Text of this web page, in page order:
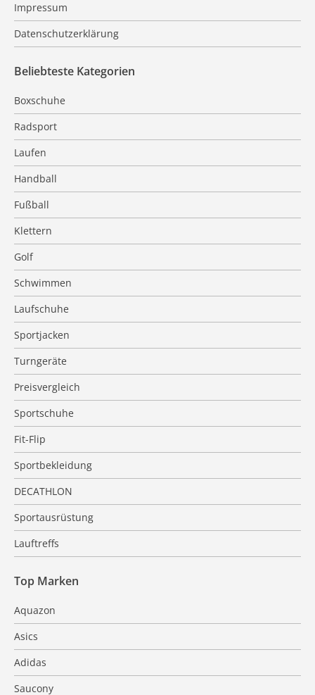
Impressum
Datenschutzerklärung
Beliebteste Kategorien
Boxschuhe
Radsport
Laufen
Handball
Fußball
Klettern
Golf
Schwimmen
Laufschuhe
Sportjacken
Turngeräte
Preisvergleich
Sportschuhe
Fit-Flip
Sportbekleidung
DECATHLON
Sportausrüstung
Lauftreffs
Top Marken
Aquazon
Asics
Adidas
Saucony